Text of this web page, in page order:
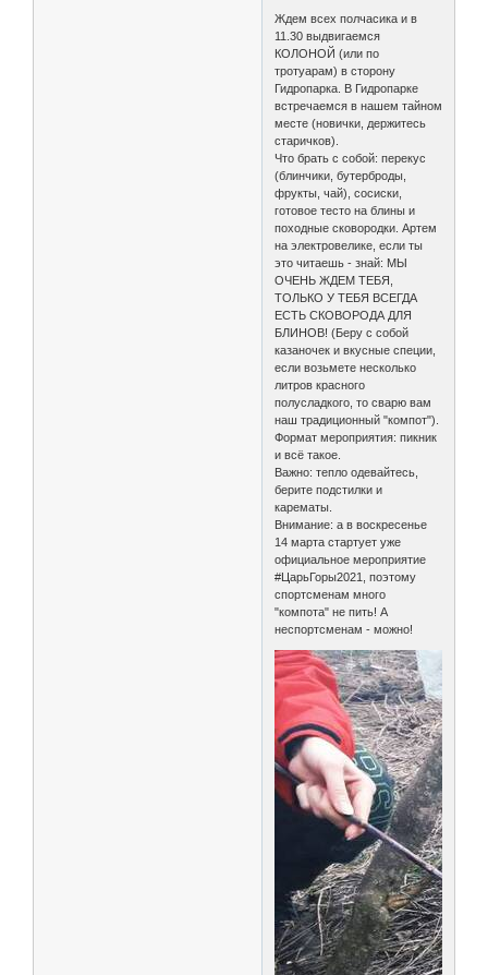
Ждем всех полчасика и в
11.30 выдвигаемся
КОЛОНОЙ (или по
тротуарам) в сторону
Гидропарка. В Гидропарке
встречаемся в нашем тайном
месте (новички, держитесь
старичков).
Что брать с собой: перекус
(блинчики, бутерброды,
фрукты, чай), сосиски,
готовое тесто на блины и
походные сковородки. Артем
на электровелике, если ты
это читаешь - знай: МЫ
ОЧЕНЬ ЖДЕМ ТЕБЯ,
ТОЛЬКО У ТЕБЯ ВСЕГДА
ЕСТЬ СКОВОРОДА ДЛЯ
БЛИНОВ! (Беру с собой
казаночек и вкусные специи,
если возьмете несколько
литров красного
полусладкого, то сварю вам
наш традиционный "компот").
Формат мероприятия: пикник
и всё такое.
Важно: тепло одевайтесь,
берите подстилки и
карематы.
Внимание: а в воскресенье
14 марта стартует уже
официальное мероприятие
#ЦарьГоры2021, поэтому
спортсменам много
"компота" не пить! А
неспортсменам - можно!